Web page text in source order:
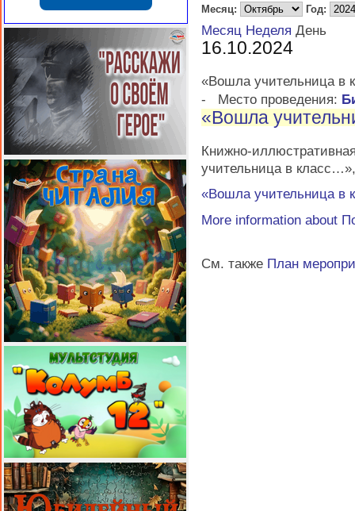
Месяц: Год:
Месяц Неделя День
16.10.2024
«Вошла учительница в
-
Место проведения:
«Вошла
Книжно-
учительница в
«Вошла учительница в
More information about
См. также План